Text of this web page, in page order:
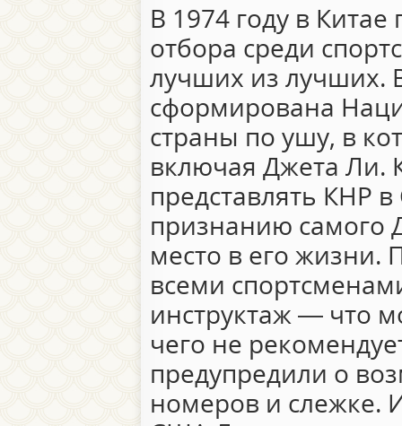
В 1974 году в
отбора среди
лучших из лучших.
сформирована
страны по ушу, в
включая Джета Ли.
представлять КНР
признанию самого
место в его жизни.
всеми
инструктаж — что
чего не
предупредили о
номеров и слежке.